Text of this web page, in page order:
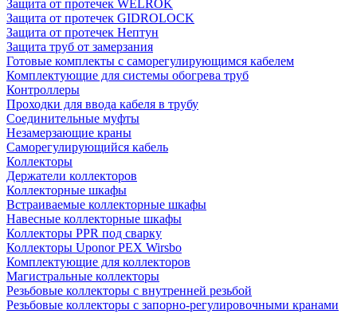
Защита от протечек WELROK
Защита от протечек GIDROLOCK
Защита от протечек Нептун
Защита труб от замерзания
Готовые комплекты с саморегулирующимся кабелем
Комплектующие для системы обогрева труб
Контроллеры
Проходки для ввода кабеля в трубу
Соединительные муфты
Незамерзающие краны
Саморегулирующийся кабель
Коллекторы
Держатели коллекторов
Коллекторные шкафы
Встраиваемые коллекторные шкафы
Навесные коллекторные шкафы
Коллекторы PPR под сварку
Коллекторы Uponor PEX Wirsbo
Комплектующие для коллекторов
Магистральные коллекторы
Резьбовые коллекторы с внутренней резьбой
Резьбовые коллекторы с запорно-регулировочными кранами